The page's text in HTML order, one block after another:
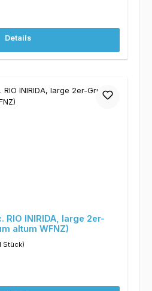
Details
RIO INIRIDA, large 2er-
altum WFNZ)
Stück)